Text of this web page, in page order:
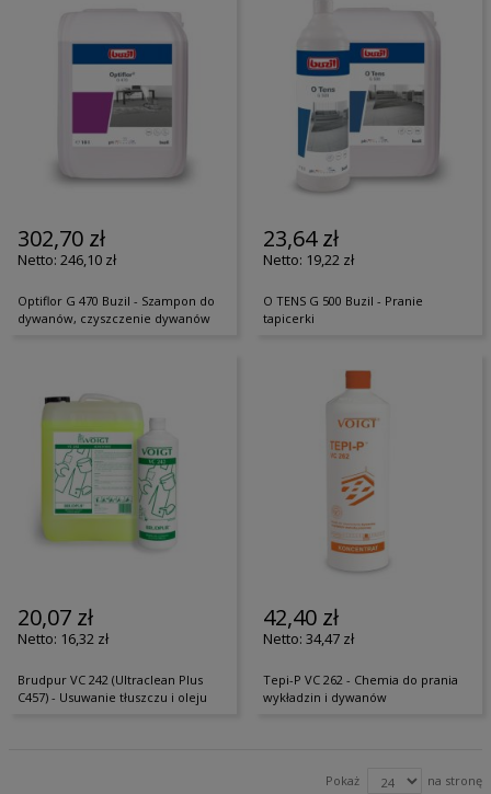
302,70 zł
246,10 zł
Optiflor G 470 Buzil - Szampon do
dywanów, czyszczenie dywanów
23,64 zł
19,22 zł
O TENS G 500 Buzil - Pranie
tapicerki
20,07 zł
16,32 zł
Brudpur VC 242 (Ultraclean Plus
C457) - Usuwanie tłuszczu i oleju
42,40 zł
34,47 zł
Tepi-P VC 262 - Chemia do prania
wykładzin i dywanów
Pokaż na stronę